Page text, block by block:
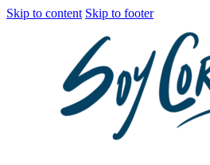
Skip to content Skip to footer